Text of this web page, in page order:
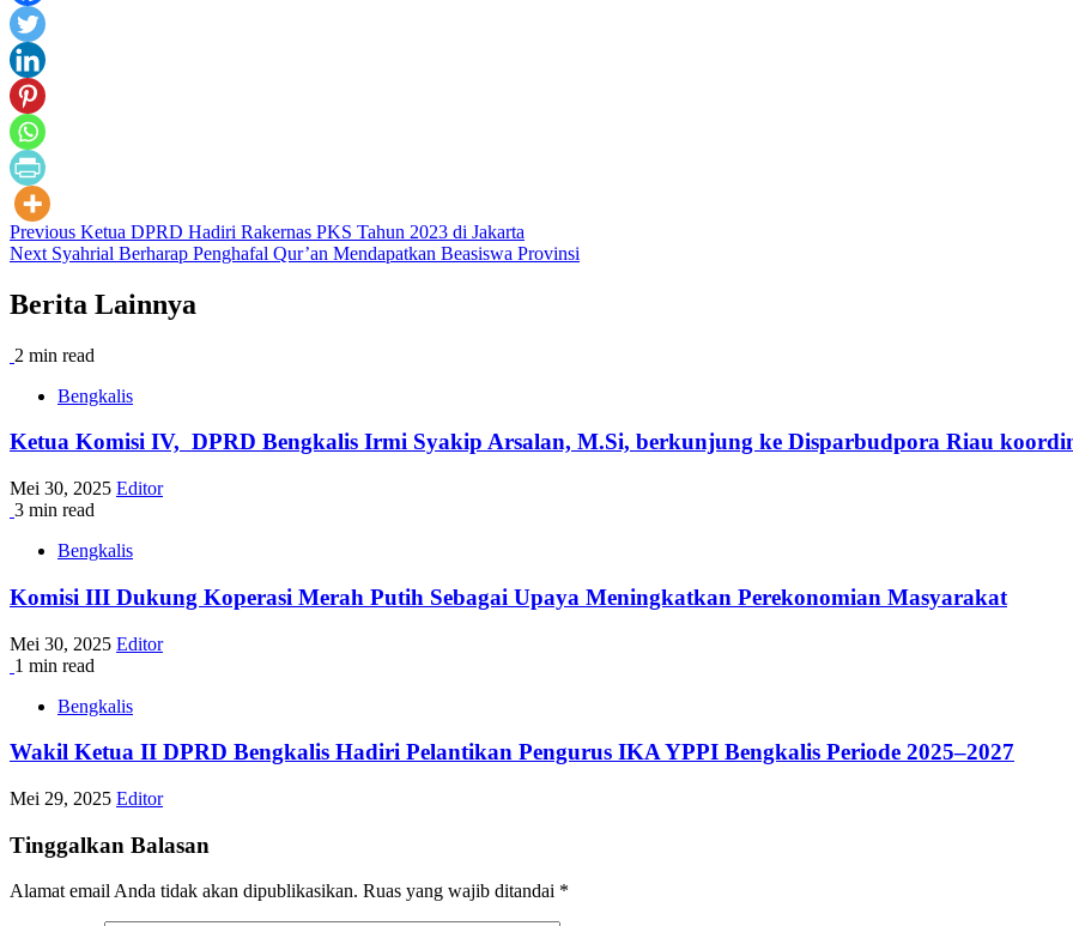
Post
navigation
Previous Ketua DPRD Hadiri Rakernas PKS Tahun 2023 di Jakarta
Next Syahrial Berharap Penghafal Qur’an Mendapatkan Beasiswa Provinsi
Berita Lainnya
2 min read
Bengkalis
Ketua Komisi IV, DPRD Bengkalis Irmi Syakip Arsalan, M.Si, berkunjung ke Disparbudpora Riau
Mei 30, 2025 Editor
3 min read
Bengkalis
Komisi III Dukung Koperasi Merah Putih Sebagai Upaya Meningkatkan Perekonomian Masyarakat
Mei 30, 2025 Editor
1 min read
Bengkalis
Wakil Ketua II DPRD Bengkalis Hadiri Pelantikan Pengurus IKA YPPI Bengkalis Periode 2025–2027
Mei 29, 2025 Editor
Tinggalkan Balasan
Alamat email Anda tidak akan dipublikasikan. Ruas yang wajib ditandai *